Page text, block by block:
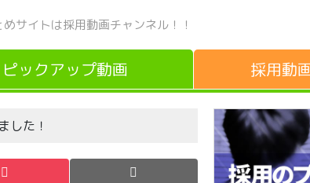
サイトは採用動画チャンネル！！
ピックアップ動画 採用動
した！